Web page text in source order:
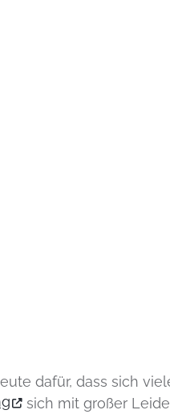
dafür, dass sich
sich mit großer